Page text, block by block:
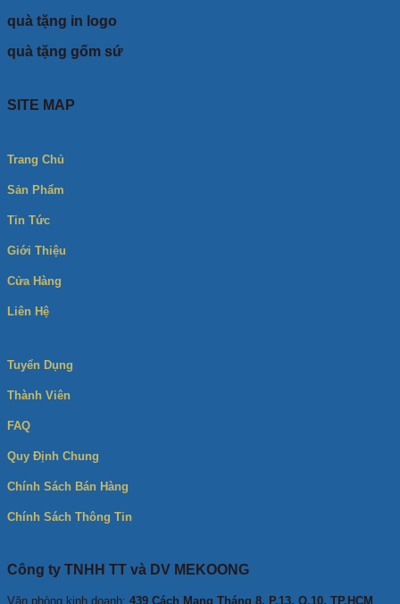
quà tặng in logo
quà tặng gốm sứ
SITE MAP
Trang Chủ
Sản Phẩm
Tin Tức
Giới Thiệu
Cửa Hàng
Liên Hệ
Tuyển Dụng
Thành Viên
FAQ
Quy Định Chung
Chính Sách Bán Hàng
Chính Sách Thông Tin
Công ty TNHH TT và DV MEKOONG
Văn phòng kinh doanh: 439 Cách Mạng Tháng 8, P.13, Q.10, TP.HCM